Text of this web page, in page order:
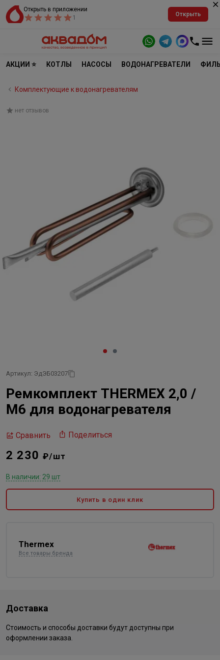
Открыть в приложении
1
Открыть
АКЦИИ ⭐ КОТЛЫ НАСОСЫ ВОДОНАГРЕВАТЕЛИ
Комплектующие к водонагревателям
нет отзывов
Артикул: ЭдЭБ03207
Ремкомплект THERMEX 2,0 /
М6 для водонагревателя
Сравнить Поделиться
2 230₽/шт
В наличии: 29 шт
Купить в один клик
Thermex
Все товары бренда
Доставка
Стоимость и способы доставки будут доступны при
оформлении заказа.